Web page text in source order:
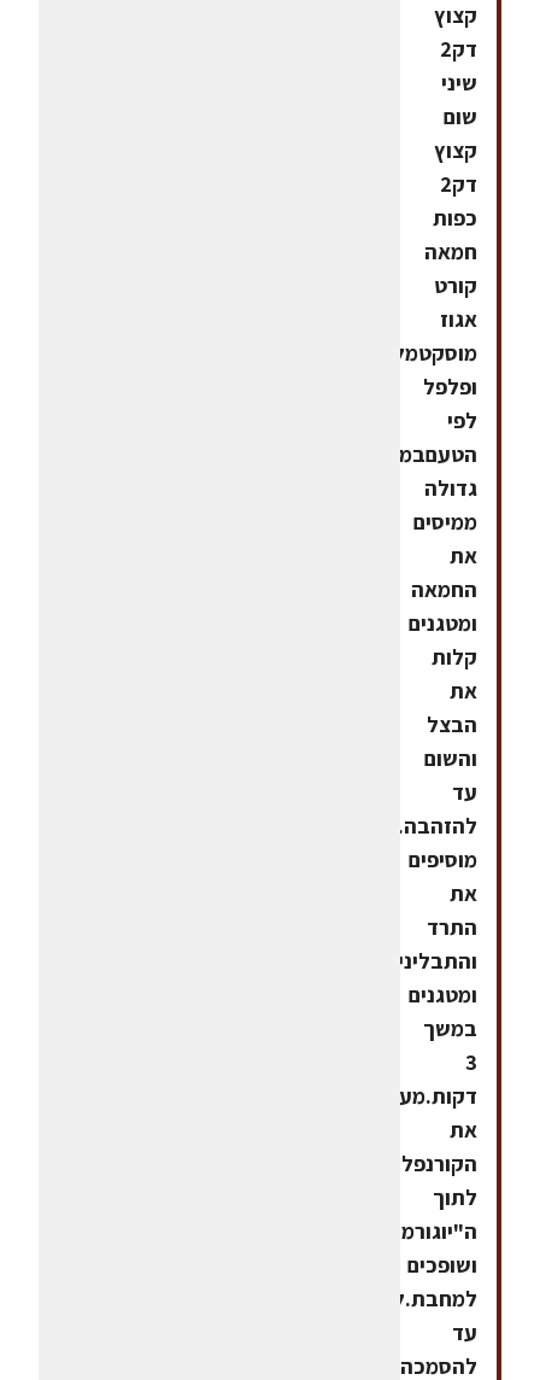
קצוץ
דק2
שיני
שום
קצוץ
דק2
כפות
חמאה
קורט
אגוז
מוסקטמלח
ופלפל
לפי
הטעםבמחבת
גדולה
ממיסים
את
החמאה
ומטגנים
קלות
את
הבצל
והשום
עד
להזהבה.
מוסיפים
את
התרד
והתבלינים
ומטגנים
במשך
3
דקות.מערבבים
את
הקורנפלור*
לתוך
ה"יוגורמה"
ושופכים
למחבת.לטגן
עד
להסמכה